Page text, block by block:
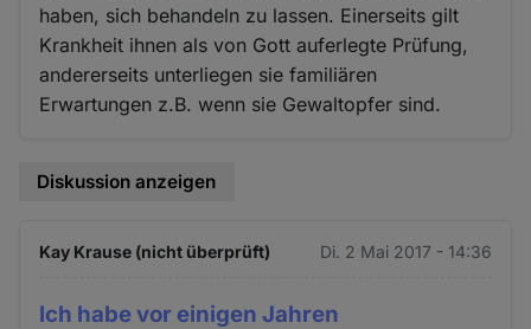
haben, sich behandeln zu lassen. Einerseits gilt
Krankheit ihnen als von Gott auferlegte Prüfung,
andererseits unterliegen sie familiären
Erwartungen z.B. wenn sie Gewaltopfer sind.
Diskussion anzeigen
Kay Krause (nicht überprüft) Di. 2 Mai 2017 - 14:36
Ich habe vor einigen Jahren